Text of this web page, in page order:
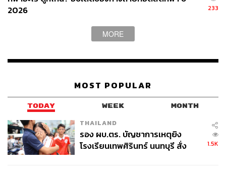
2026
233
MORE
MOST POPULAR
TODAY WEEK MONTH
THAILAND
รอง ผบ.ตร. บัญชาการเหตุยิง
โรงเรียนเทพศิรินทร์ นนทบุรี สั่ง
1.5K